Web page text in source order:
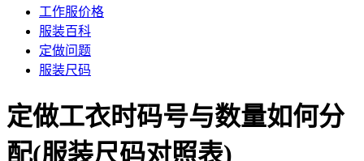
工作服价格
服装百科
定做问题
服装尺码
定做工衣时码号与数量如何分
配(服装尺码对照表)